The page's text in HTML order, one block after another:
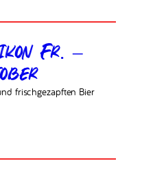
Fr. –
frischgezapften Bier